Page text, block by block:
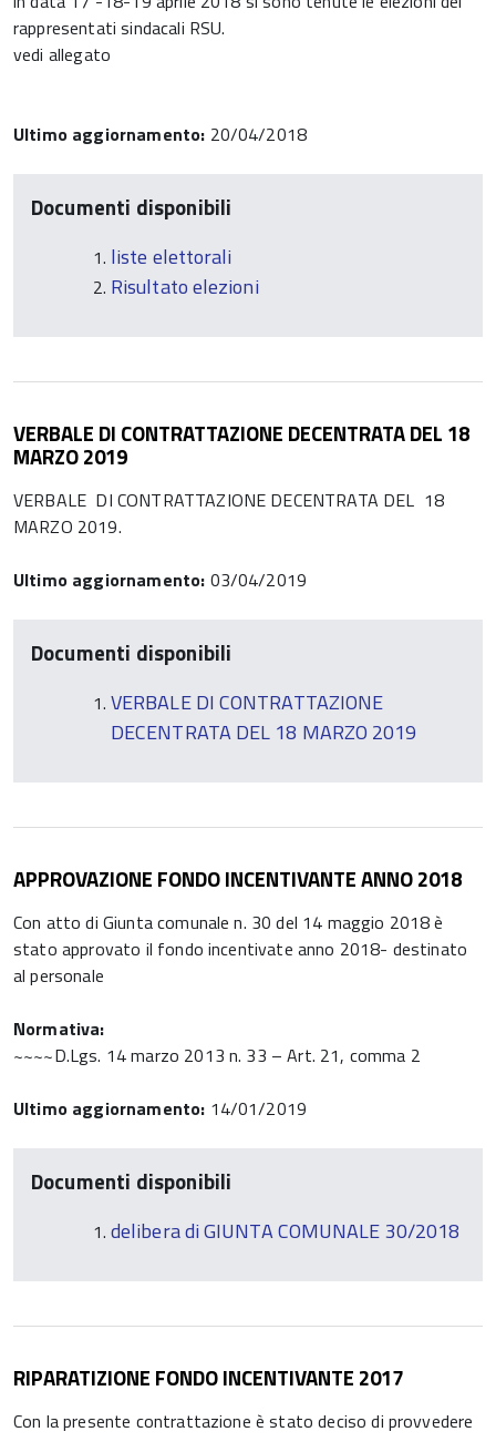
rappresentati sindacali RSU.
vedi allegato
Ultimo aggiornamento: 20/04/2018
Documenti disponibili
liste elettorali
Risultato elezioni
VERBALE DI CONTRATTAZIONE DECENTRATA DEL 18
MARZO 2019
VERBALE DI CONTRATTAZIONE DECENTRATA DEL 18
MARZO 2019.
Ultimo aggiornamento: 03/04/2019
Documenti disponibili
VERBALE DI CONTRATTAZIONE
DECENTRATA DEL 18 MARZO 2019
APPROVAZIONE FONDO INCENTIVANTE ANNO 2018
Con atto di Giunta comunale n. 30 del 14 maggio 2018 è
stato approvato il fondo incentivate anno 2018- destinato
al personale
Normativa:
~~~~D.Lgs. 14 marzo 2013 n. 33 – Art. 21, comma 2
Ultimo aggiornamento: 14/01/2019
Documenti disponibili
delibera di GIUNTA COMUNALE 30/2018
RIPARATIZIONE FONDO INCENTIVANTE 2017
Con la presente contrattazione è stato deciso di provvedere